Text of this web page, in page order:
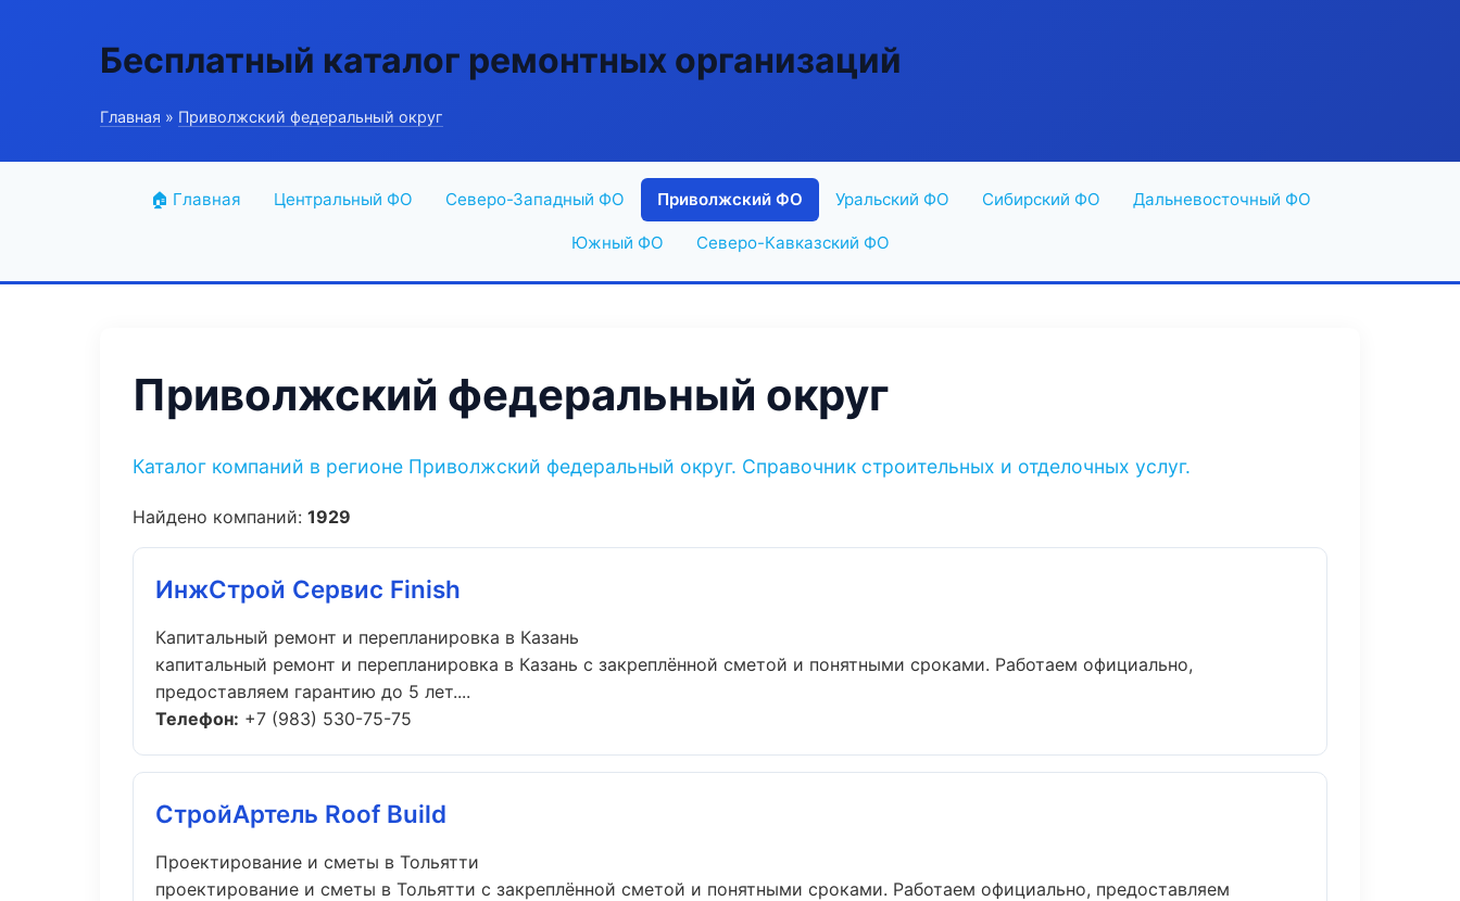
Бесплатный каталог ремонтных организаций
Главная » Приволжский федеральный округ
🏠 Главная Центральный ФО Северо-Западный ФО Приволжский ФО Уральский ФО Сибирский ФО Дальневосточный ФО
Южный ФО Северо-Кавказский ФО
Приволжский федеральный округ
Каталог компаний в регионе Приволжский федеральный округ. Справочник строительных и отделочных услуг.
Найдено компаний: 1929
ИнжСтрой Сервис Finish
Капитальный ремонт и перепланировка в Казань
капитальный ремонт и перепланировка в Казань с закреплённой сметой и понятными сроками. Работаем официально,
предоставляем гарантию до 5 лет....
Телефон: +7 (983) 530-75-75
СтройАртель Roof Build
Проектирование и сметы в Тольятти
проектирование и сметы в Тольятти с закреплённой сметой и понятными сроками. Работаем официально, предоставляем